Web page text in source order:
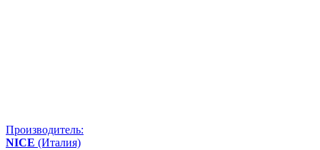
Производитель:
NICE (Италия)